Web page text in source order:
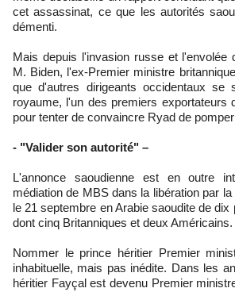
cet assassinat, ce que les autorités
démenti.
Mais depuis l'invasion russe et l'envolée
M. Biden, l'ex-Premier ministre
que d'autres dirigeants occidentaux se
royaume, l'un des premiers exportateurs
pour tenter de convaincre Ryad de
- "Valider son autorité" –
L'annonce saoudienne est en outre
médiation de MBS dans la libération par
le 21 septembre en Arabie saoudite de
dont cinq Britanniques et deux Américains.
Nommer le prince héritier Premier
inhabituelle, mais pas inédite. Dans les
héritier Fayçal est devenu Premier